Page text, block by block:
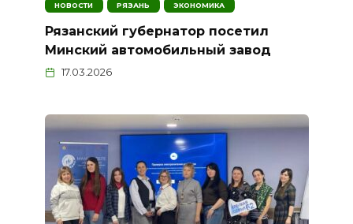
НОВОСТИ РЯЗАНЬ ЭКОНОМИКА
Рязанский губернатор посетил
Минский автомобильный завод
17.03.2026